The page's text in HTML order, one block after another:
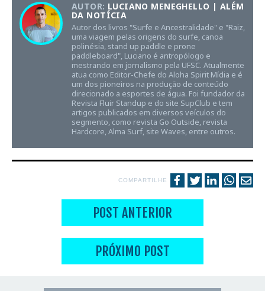
AUTOR: LUCIANO MENEGHELLO | ALÉM
DA NOTÍCIA
Autor dos livros "Surfe e Ancestralidade" e "Raiz,
uma viagem pelas origens do surfe, canoa
polinésia, stand up paddle e prone
paddleboard", Luciano é antropólogo e
mestrando em jornalismo pela UFSC. Atualmente
atua como Editor-Chefe do Aloha Spirit Mídia e é
um dos pioneiros na produção de conteúdo
direcionado a esportes de água. Foi fundador da
Revista Fluir Standup e do site SupClub e tem
artigos publicados em diversos veículos do
segmento, como revista Go Outside, revista
Hardcore, Alma Surf, site Waves, entre outros.
COMPARTILHE
POST ANTERIOR
PRÓXIMO POST